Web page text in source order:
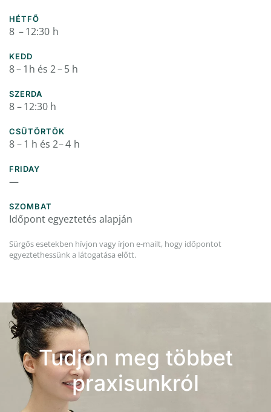
HÉTFŐ
8 – 12:30 h
KEDD
8 – 1 h és 2 – 5 h
SZERDA
8 – 12:30 h
CSÜTÖRTÖK
8 – 1 h és 2 – 4 h
FRIDAY
—
SZOMBAT
Időpont egyeztetés alapján
Sürgős esetekben hívjon vagy írjon e-mailt, hogy időpontot
egyeztethessünk a látogatása előtt.
Tudjon meg többet
praxisunkról